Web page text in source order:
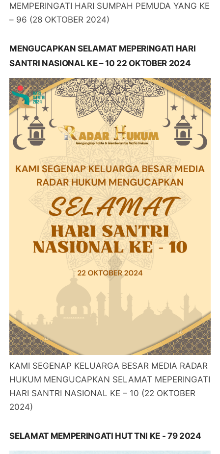
MEMPERINGATI HARI SUMPAH PEMUDA YANG KE
– 96 (28 OKTOBER 2024)
MENGUCAPKAN SELAMAT MEPERINGATI HARI
SANTRI NASIONAL KE – 10 22 OKTOBER 2024
KAMI SEGENAP KELUARGA BESAR MEDIA RADAR
HUKUM MENGUCAPKAN SELAMAT MEPERINGATI
HARI SANTRI NASIONAL KE – 10 (22 OKTOBER
2024)
SELAMAT MEMPERINGATI HUT TNI KE - 79 2024